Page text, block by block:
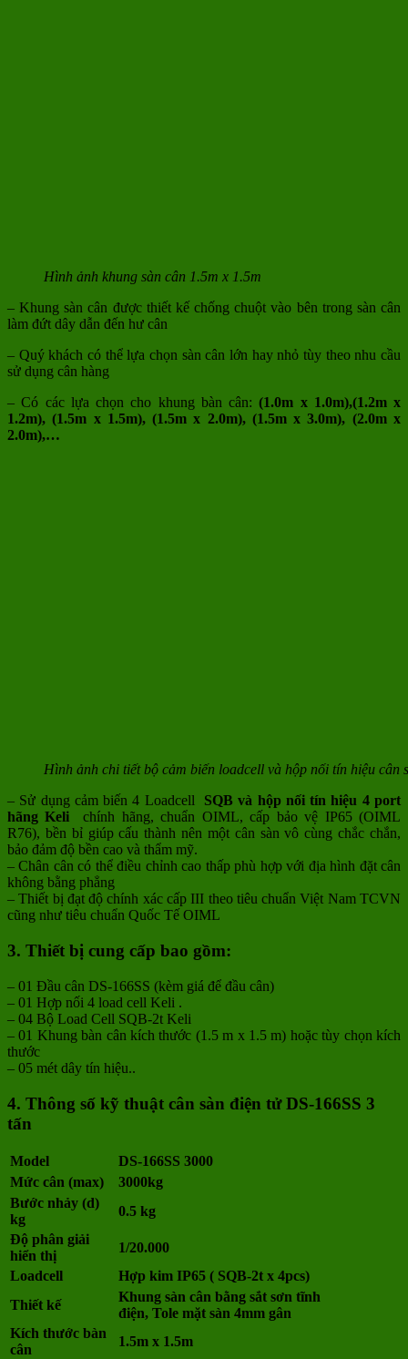
Hình ảnh khung sàn cân 1.5m x 1.5m
– Khung sàn cân được thiết kế chống chuột vào bên trong sàn cân
làm đứt dây dẫn đến hư cân
– Quý khách có thể lựa chọn sàn cân lớn hay nhỏ tùy theo nhu cầu
sử dụng cân hàng
– Có các lựa chọn cho khung bàn cân:(1.0m x 1.0m),(1.2m x
1.2m), (1.5m x 1.5m), (1.5m x 2.0m), (1.5m x 3.0m), (2.0m x
2.0m),…
Hình ảnh chi tiết bộ cảm biến loadcell và hộp nối tín hiệu cân
– Sử dụng cảm biến 4 Loadcell SQB và hộp nối tín hiệu 4 port
hãng Keli
chính hãng, chuẩn OIML, cấp bảo vệ IP65 (OIML
R76), bền bỉ giúp cấu thành nên một cân sàn vô cùng chắc chắn,
bảo đảm độ bền cao và thẩm mỹ.
– Chân cân có thể điều chỉnh cao thấp phù hợp với địa hình đặt cân
không bằng phẳng
– Thiết bị đạt độ chính xác cấp III theo tiêu chuẩn Việt Nam TCVN
cũng như tiêu chuẩn Quốc Tế OIML
3. Thiết bị cung cấp bao gồm:
– 01 Đầu cân DS-166SS (kèm giá để đầu cân)
– 01 Hợp nối 4 load cell Keli .
– 04 Bộ Load Cell SQB-2t Keli
– 01 Khung bàn cân kích thước (1.5 m x 1.5 m) hoặc tùy chọn kích
thước
– 05 mét dây tín hiệu..
4. Thông số kỹ thuật cân sàn điện tử DS-166SS 3
tấn
Model
DS-166SS 3000
Mức cân (max)
3000kg
Bước nhảy (d)
kg
0.5 kg
Độ phân giải
hiển thị
1/20.000
Loadcell
Hợp kim IP65 ( SQB-2t x 4pcs)
Thiết kế
Khung sàn cân bằng sắt sơn tĩnh
điện, Tole mặt sàn 4mm gân
Kích thước bàn
cân
1.5m x 1.5m